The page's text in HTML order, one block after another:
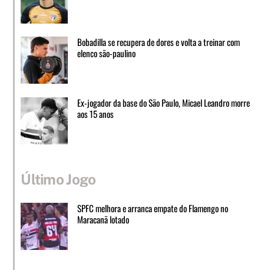
Bobadilla se recupera de dores e volta a treinar com
elenco são-paulino
Ex-jogador da base do São Paulo, Micael Leandro morre
aos 15 anos
Último Jogo
SPFC melhora e arranca empate do Flamengo no
Maracanã lotado